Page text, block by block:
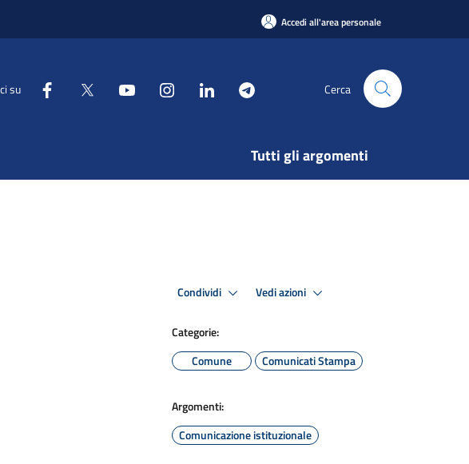
Accedi all'area personale
su Cerca
Tutti gli argomenti
Condividi Vedi azioni
Categorie:
Comune
Comunicati Stampa
Argomenti:
Comunicazione istituzionale